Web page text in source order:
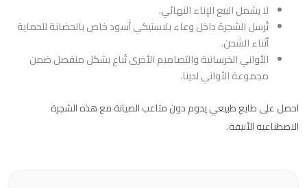
لا يشمل البيع الإناء النهائي.
تُرسل الشجرة داخل وعاء بلاستيكي أسود خاص بالحضانة للحماية
أثناء الشحن.
الأواني الخرسانية والتصاميم الأخرى تُباع بشكل منفصل ضمن
مجموعة الأواني لدينا.
احصل على طابع طبيعي يدوم دون متاعب الصيانة مع هذه الشجرة
الاصطناعية الأنيقة.